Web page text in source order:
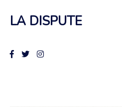
contenu
LA DISPUTE